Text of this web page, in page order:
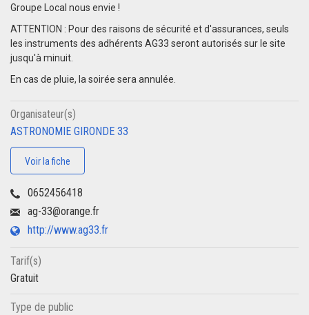
Groupe Local nous envie !
ATTENTION : Pour des raisons de sécurité et d'assurances, seuls
les instruments des adhérents AG33 seront autorisés sur le site
jusqu'à minuit.
En cas de pluie, la soirée sera annulée.
Organisateur(s)
ASTRONOMIE GIRONDE 33
Voir la fiche
0652456418
ag-33@orange.fr
http://www.ag33.fr
Tarif(s)
Gratuit
Type de public